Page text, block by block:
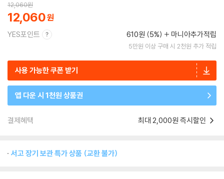
12,060원
12,060
YES포인트 610원 (5%) 마니아추가적립
5만원 이상 구매 시 2천원 추가 적립
사용 가능한 쿠폰 받기
앱 다운 시 1천원 상품권
결제혜택 최대 2,000원 즉시할인
서고 장기 보관 특가 상품 (교환 불가)